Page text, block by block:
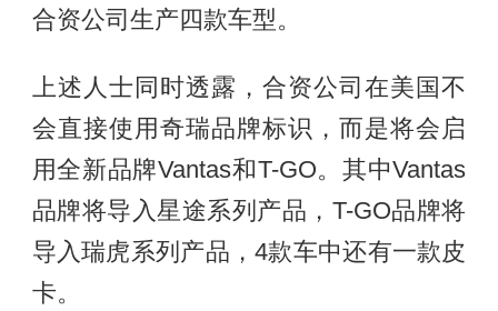
合资公司生产四款车型。
上述人士同时透露，合资公司在美国不
会直接使用奇瑞品牌标识，而是将会启
用全新品牌Vantas和T-GO。其中Vantas
品牌将导入星途系列产品，T-GO品牌将
导入瑞虎系列产品，4款车中还有一款皮
卡。